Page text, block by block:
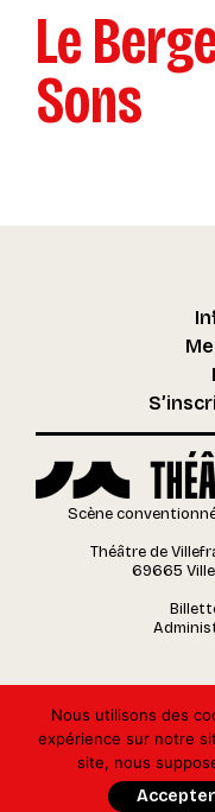
Le
Sons
Scène
Théâtre de
69665
Nous utilisons des
expérience sur notre
site, nous
Accepter